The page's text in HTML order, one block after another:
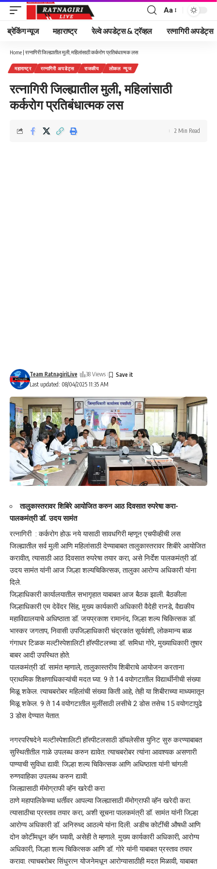
Font
Resizer
Aa
ब्रेकिंग न्यूज महाराष्ट्र रेल्वे अपडेट्स & ट्रॅव्हल रत्नागिरी अपडेट्स
Home | रत्नागिरी जिल्ह्यातील मुली, महिलांसाठी कर्करोग प्रतिबंधात्मक लस
महाराष्ट्र रत्नागिरी अपडेट्स राजकीय लोकल न्यूज
रत्नागिरी जिल्ह्यातील मुली, महिलांसाठी
कर्करोग प्रतिबंधात्मक लस
Last updated: 08/04/2025 11:35 AM
Team RatnagiriLive 38 Views
2 Min Read
तालुकास्तरावर शिबिरे आयोजित करुन आठ दिवसात रुपरेषा करा-
पालकमंत्री डॉ. उदय सामंत
रत्नागिरी : कर्करोग होऊ नये यासाठी सावधगिरी म्हणून एचपीव्हीची लस
जिल्ह्यातील सर्व मुली आणि महिलांसाठी देण्याबाबत तालुकास्तरावर शिबीरे आयोजित
करावीत, त्यासाठी आठ दिवसात रुपरेषा तयार करा, असे निर्देश पालकमंत्री डॉ.
उदय सामंत यांनी आज जिल्हा शल्यचिकित्सक, तालुका आरोग्य अधिकारी यांना
दिले.
जिल्हाधिकारी कार्यालयातील सभागृहात याबाबत आज बैठक झाली. बैठकीला
जिल्हाधिकारी एम देवेंदर सिंह, मुख्य कार्यकारी अधिकारी वैदेही रानडे, वैद्यकीय
महाविद्यालयाचे अधिष्ठाता डॉ. जयप्रकाश रामानंद, जिल्हा शल्य चिकित्सक डॉ.
भास्कर जगताप, निवासी उपजिल्हाधिकारी चंद्रकांत सूर्यवंशी, लोकमान्य बाळ
गंगाधर टिळक मल्टीस्पेशालिटी हॉस्पीटलच्या डॉ. समिधा गोरे, मुख्याधिकारी तुषार
बाबर आदी उपस्थित होते.
पालकमंत्री डॉ. सामंत म्हणाले, तालुकास्तरीय शिबीराचे आयोजन करताना
प्राथमिक शिक्षणाधिकाऱ्यांची मदत घ्या. 9 ते 14 वयोगटातील विद्यार्थींनीची संख्या
मिळू शकेल. त्याचबरोबर महिलांची संख्या किती आहे, तेही या शिबीराच्या माध्यमातून
मिळू शकेल. 9 ते 14 वयोगटातील मुलींसाठी लसीचे 2 डोस तसेच 15 वयोगटापुढे
3 डोस देण्यात येतात.
नगरपरिषदेने मल्टीस्पेशालिटी हॉस्पीटलसाठी डॉयलेसीस युनिट सुरु करण्याबाबत
सुस्थितीतील गाळे उपलब्ध करुन द्यावेत. त्याचबरोबर त्यांना आवश्यक असणारी
पाण्याची सुविधा द्यावी. जिल्हा शल्य चिकित्सक आणि अधिष्ठाता यांनी चांगली
रुग्णवाहिका उपलब्ध करुन द्यावी.
जिल्ह्यासाठी मॅमोग्राफी व्हॅन खरेदी करा
ठाणे महापालिकेच्या धर्तीवर आपल्या जिल्ह्यासाठी मॅमोग्राफी व्हॅन खरेदी करा.
त्यासाठीचा प्रस्ताव तयार करा, अशी सूचना पालकमंत्री डॉ. सामंत यांनी जिल्हा
आरोग्य अधिकारी डॉ. अनिरुध्द आठल्ये यांना दिली. अडीच कोटींची औषधी आणि
दोन कोटींमधून व्हॅन घ्यावी, असेही ते म्हणाले. मुख्य कार्यकारी अधिकारी, आरोग्य
अधिकारी, जिल्हा शल्य चिकित्सक आणि डॉ. गोरे यांनी याबाबत प्रस्ताव तयार
करावा. त्याचबरोबर सिंधुरत्न योजनेमधून आरोग्यासाठीही मदत मिळावी, याबाबत